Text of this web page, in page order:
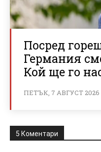
Посред
Германия
Кой ще го
ПЕТЪК, 7 АВГУСТ 2026
5 Коментари